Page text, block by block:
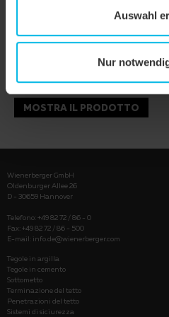
Auswahl
Nur
MOSTRA IL PRODOTTO
Wienerberger GmbH
Oldenburger Allee 26
D - 30659 Hannover
Telefono: +49 82 72 / 86 - 0
Fax: +49 82 72 / 86 - 500
E-mail: info.de@wienerberger.com
Tegole in argilla
Tegole in cemento
Sottometto
Terminazione del tetto
Penetrazioni del tetto
Sistemi di siciurezza